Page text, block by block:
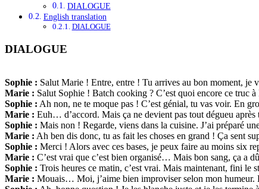
DIALOGUE
English translation
DIALOGUE
DIALOGUE
Sophie : Salut Marie ! Entre, entre ! Tu arrives au bon moment, je
Marie : Salut Sophie ! Batch cooking ? C’est quoi encore ce truc
Sophie : Ah non, ne te moque pas ! C’est génial, tu vas voir. En
Marie : Euh… d’accord. Mais ça ne devient pas tout dégueu
Sophie : Mais non ! Regarde, viens dans la cuisine. J’ai préparé
Marie : Ah ben dis donc, tu as fait les choses en grand ! Ça sent
Sophie : Merci ! Alors avec ces bases, je peux faire au moins six
Marie : C’est vrai que c’est bien organisé… Mais bon sang, ça a
Sophie : Trois heures ce matin, c’est vrai. Mais maintenant, fini le
Marie : Mouais… Moi, j’aime bien improviser selon mon humeur.